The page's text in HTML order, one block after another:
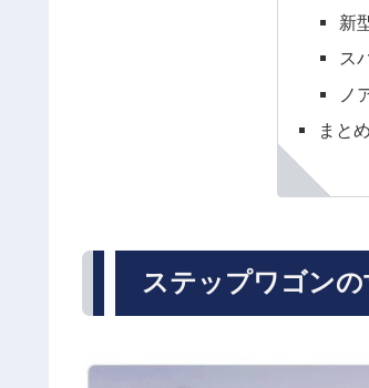
新
ス
ノ
まと
ステップワゴン